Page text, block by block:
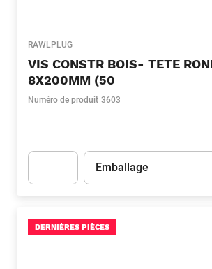
RAWLPLUG
VIS CONSTR BOIS- TETE
8X200MM (50
Numéro de produit 3603
Unité
Emballage
DERNIÈRES PIÈCES